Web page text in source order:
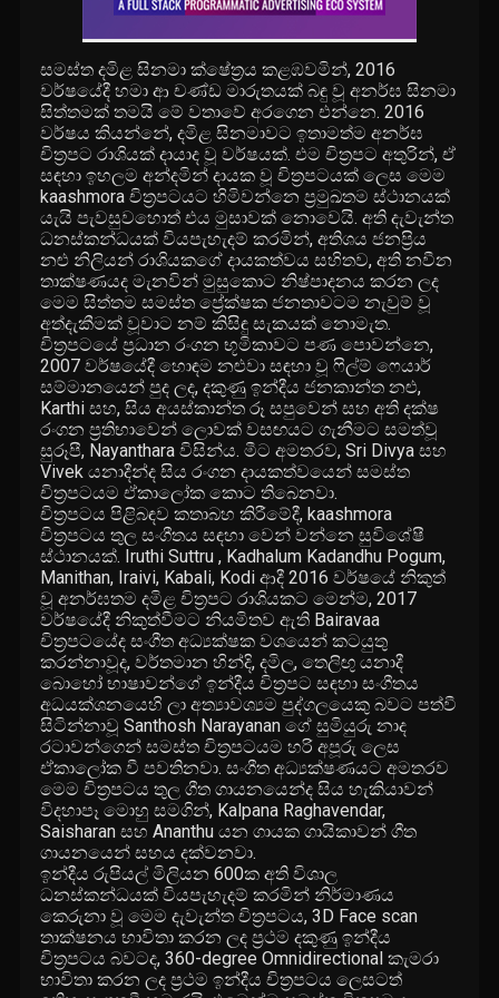
සමස්ත දමිළ සිනමා ක්ෂේත්‍රය කළඹවමින්, 2016
වර්ෂයේදී හමා ආ චණ්ඩ මාරුතයක් බඳු වූ අනර්ඝ සිනමා
සිත්තමක් තමයි මේ වතාවේ අරගෙන එන්නෙ. 2016
වර්ෂය කියන්නේ, දමිළ සිනමාවට ඉතාමත්ම අනර්ඝ
චිත්‍රපට රාශියක් දායාද වූ වර්ෂයක්. එම චිත්‍රපට අතුරින්, ඒ
සඳහා ඉහලම අන්දමින් දායක වූ චිත්‍රපටයක් ලෙස මෙම
kaashmora චිත්‍රපටයට හිමිවන්නෙ ප්‍රමුඛතම ස්ථානයක්
යැයි පැවසුවහොත් එය මුසාවක් නොවෙයි. අති දැවැන්ත
ධනස්කන්ධයක් වියපැහැදම් කරමින්, අතිශය ජනප්‍රිය
නළු නිලියන් රාශියකගේ දායකත්වය සහිතව, අති නවීන
තාක්ෂණයද මැනවින් මුසුකොට නිෂ්පාදනය කරන ලද
මෙම සිත්තම සමස්ත ප්‍රේක්ෂක ජනතාවටම නැවුම් වූ
අත්දැකීමක් වූවාට නම් කිසිඳු සැකයක් නොමැත.
චිත්‍රපටයේ ප්‍රධාන රංගන භූමිකාවට පණ පොවන්නෙ,
2007 වර්ෂයේදී හොඳම නළුවා සඳහා වූ ෆිල්ම් ෆෙයාර්
සම්මානයෙන් පුද ලද, දකුණු ඉන්දීය ජනකාන්ත නළු,
Karthi සහ, සිය අයස්කාන්ත රූ සපුවෙන් සහ අති දක්ෂ
රංගන ප්‍රතිභාවෙන් ලොවක් වසඟයට ගැනීමට සමත්වූ
සුරූපී, Nayanthara විසින්ය. මීට අමතරව, Sri Divya සහ
Vivek යනාදීන්ද සිය රංගන දායකත්වයෙන් සමස්ත
චිත්‍රපටයම ඒකාලෝක කොට තිබෙනවා.
චිත්‍රපටය පිළිබඳව කතාබහ කිරීමේදී, kaashmora
චිත්‍රපටය තුල සංගීතය සඳහා වෙන් වන්නෙ සුවිශේෂී
ස්ථානයක්. Iruthi Suttru , Kadhalum Kadandhu Pogum,
Manithan, Iraivi, Kabali, Kodi ආදී 2016 වර්ෂයේ නිකුත්
වූ අනර්ඝතම දමිළ චිත්‍රපට රාශියකට මෙන්ම, 2017
වර්ෂයේදී නිකුත්වීමට නියමිතව ඇති Bairavaa
චිත්‍රපටයේද සංගීත අධ්‍යක්ෂක වශයෙන් කටයුතු
කරන්නාවූද, වර්තමාන හින්දි, දමිල, තෙලිඟු යනාදී
බොහෝ භාෂාවන්ගේ ඉන්දීය චිත්‍රපට සඳහා සංගීතය
අධයක්ශනයෙහි ලා අත්‍යාවශ්‍යම පුද්ගලයෙකු බවට පත්වී
සිටින්නාවූ Santhosh Narayanan ගේ සුමියුරු නාද
රටාවන්ගෙන් සමස්ත චිත්‍රපටයම හරි අපූරු ලෙස
ඒකාලෝක වී පවතිනවා. සංගීත අධ්‍යක්ෂණයට අමතරව
මෙම චිත්‍රපටය තුල ගීත ගායනයෙන්ද සිය හැකියාවන්
විදහාපෑ මොහු සමගින්, Kalpana Raghavendar,
Saisharan සහ Ananthu යන ගායක ගායිකාවන් ගීත
ගායනයෙන් සහය දක්වනවා.
ඉන්දීය රුපියල් මිලියන 600ක අති විශාල
ධනස්කන්ධයක් වියපැහැදම් කරමින් නිර්මාණය
කෙරුනා වූ මෙම දැවැන්ත චිත්‍රපටය, 3D Face scan
තාක්ෂනය භාවිතා කරන ලද ප්‍රථම දකුණු ඉන්දීය
චිත්‍රපටය බවටද, 360-degree Omnidirectional කැමරා
භාවිතා කරන ලද ප්‍රථම ඉන්දීය චිත්‍රපටය ලෙසටත්